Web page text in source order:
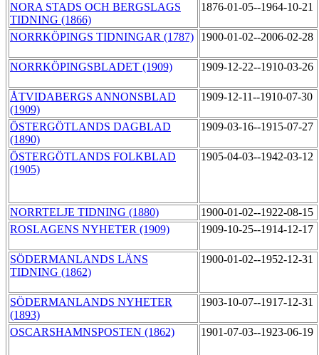
NORA STADS OCH BERGSLAGS
TIDNING (1866)
1876-01-05--1964-10-21
NORRKÖPINGS TIDNINGAR (1787) 1900-01-02--2006-02-28
NORRKÖPINGSBLADET (1909) 1909-12-22--1910-03-26
ÅTVIDABERGS ANNONSBLAD
(1909)
1909-12-11--1910-07-30
ÖSTERGÖTLANDS DAGBLAD
(1890)
1909-03-16--1915-07-27
ÖSTERGÖTLANDS FOLKBLAD
(1905)
1905-04-03--1942-03-12
NORRTELJE TIDNING (1880)
1900-01-02--1922-08-15
ROSLAGENS NYHETER (1909)
1909-10-25--1914-12-17
SÖDERMANLANDS LÄNS
TIDNING (1862)
1900-01-02--1952-12-31
SÖDERMANLANDS NYHETER
(1893)
1903-10-07--1917-12-31
OSCARSHAMNSPOSTEN (1862) 1901-07-03--1923-06-19